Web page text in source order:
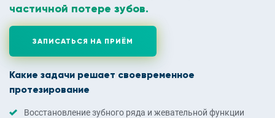
частичной потере зубов.
Какие задачи решает своевременное
протезирование
Восстановление зубного ряда и жевательной функции
ЗАПИСАТЬСЯ НА ПРИЁМ